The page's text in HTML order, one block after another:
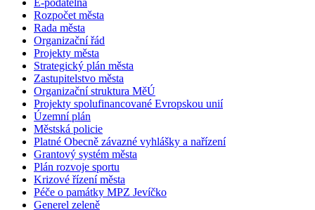
E-podatelna
Rozpočet města
Rada města
Organizační řád
Projekty města
Strategický plán města
Zastupitelstvo města
Organizační struktura MěÚ
Projekty spolufinancované Evropskou unií
Územní plán
Městská policie
Platné Obecně závazné vyhlášky a nařízení
Grantový systém města
Plán rozvoje sportu
Krizové řízení města
Péče o památky MPZ Jevíčko
Generel zeleně